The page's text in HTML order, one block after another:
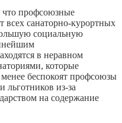
что профсоюзные
всех санаторно-курортных
социальную
в неравном
которые
беспокоят профсоюзы
льготников из-за
на содержание